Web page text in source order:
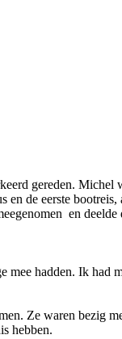
gereden. Michel
de eerste bootreis,
en deelde
mee hadden. Ik had
Ze waren bezig
hebben.